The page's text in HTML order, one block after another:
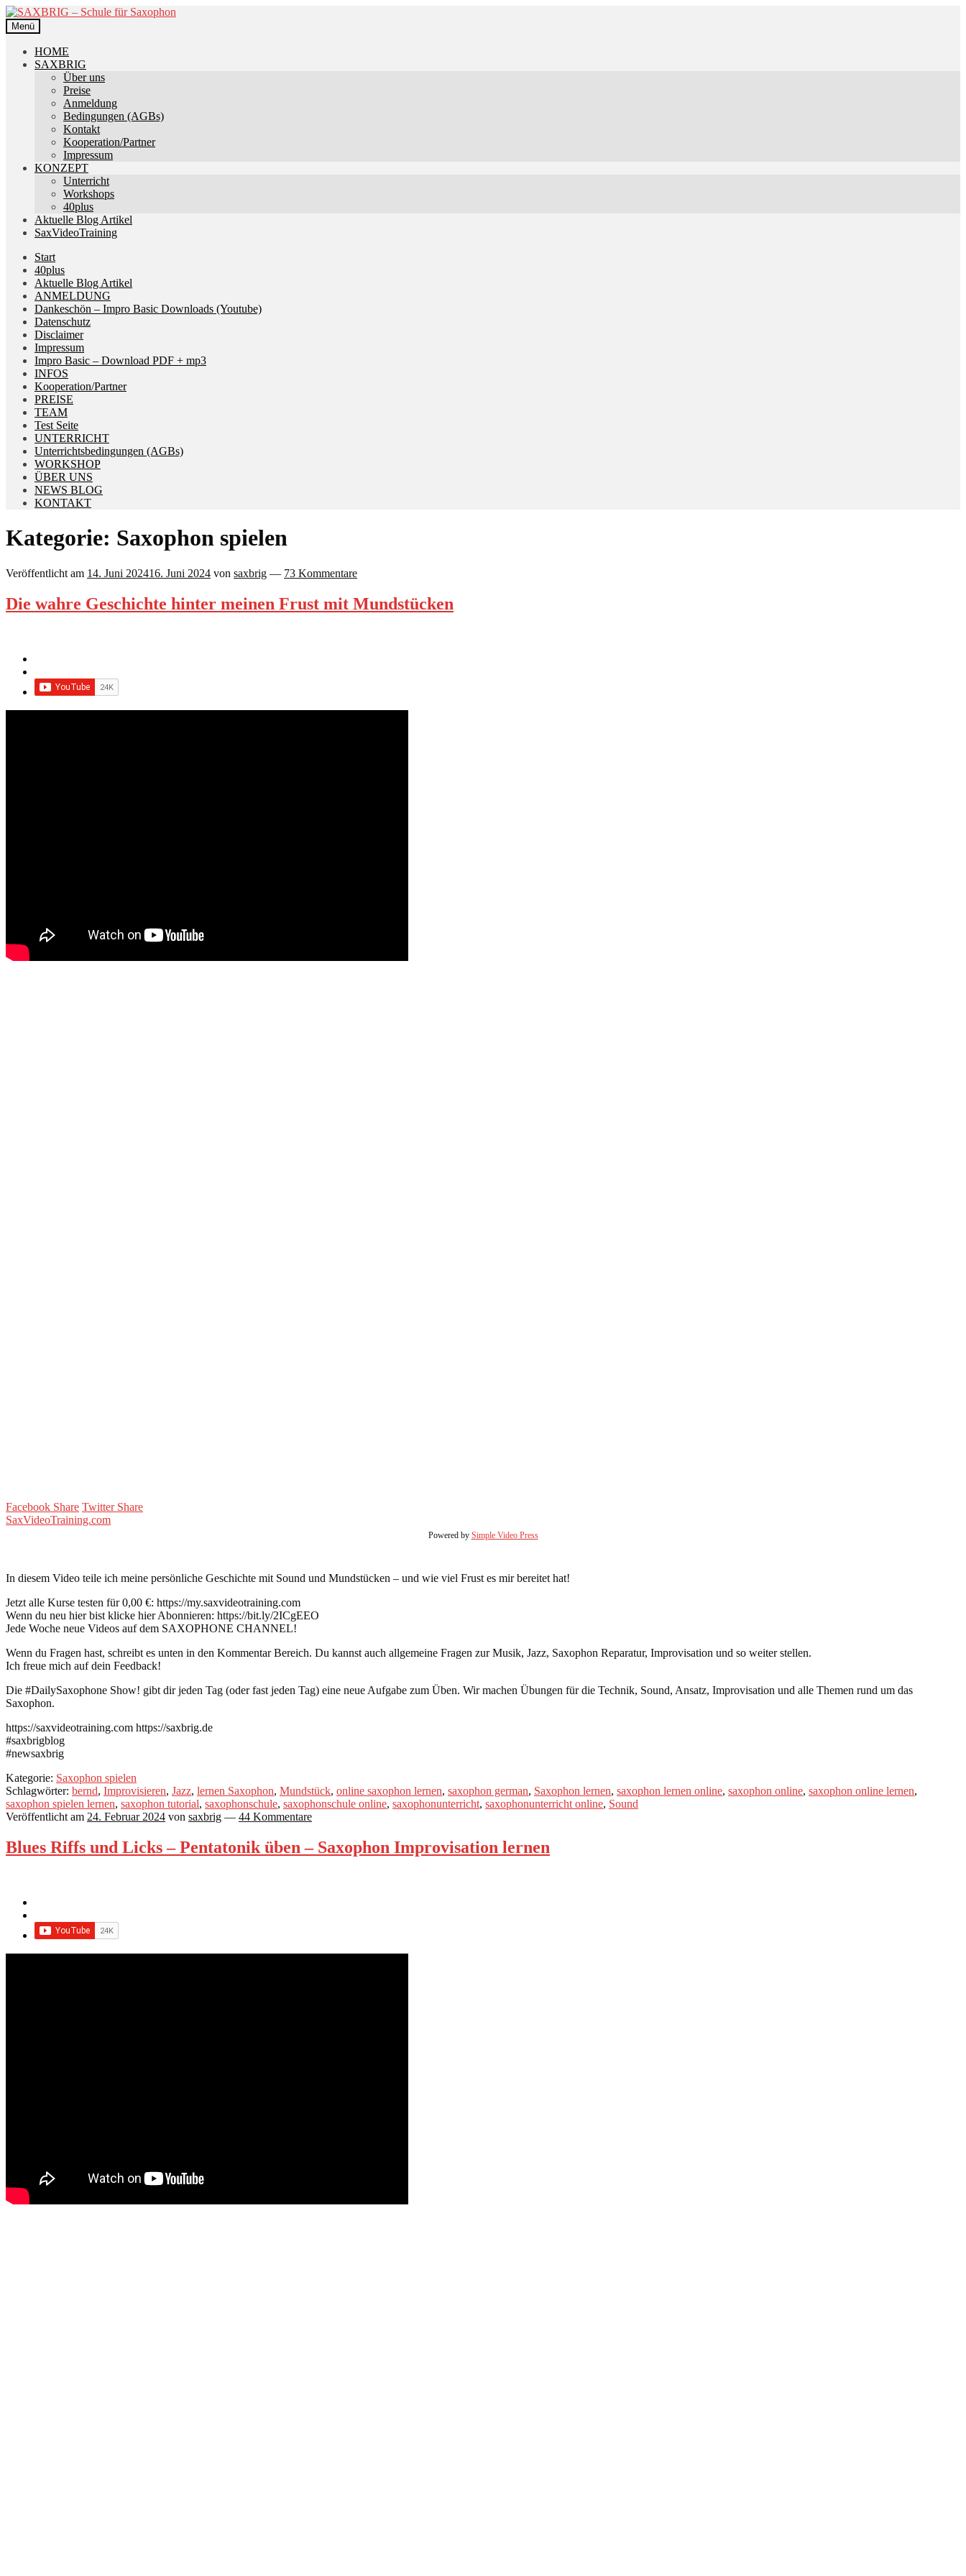
Zur
Navigation
springen
Zum
Inhalt
springen
Menü
HOME
SAXBRIG
Über uns
Preise
Anmeldung
Bedingungen (AGBs)
Kontakt
Kooperation/Partner
Impressum
KONZEPT
Unterricht
Workshops
40plus
Aktuelle Blog Artikel
SaxVideoTraining
Start
40plus
Aktuelle Blog Artikel
ANMELDUNG
Dankeschön – Impro Basic Downloads (Youtube)
Datenschutz
Disclaimer
Impressum
Impro Basic – Download PDF + mp3
INFOS
Kooperation/Partner
PREISE
TEAM
Test Seite
UNTERRICHT
Unterrichtsbedingungen (AGBs)
WORKSHOP
ÜBER UNS
NEWS BLOG
KONTAKT
Kategorie: Saxophon spielen
Veröffentlicht am 14. Juni 202416. Juni 2024 von saxbrig — 73 Kommentare
Die wahre Geschichte hinter meinen Frust mit Mundstücken
Facebook Share Twitter Share
SaxVideoTraining.com
Powered by Simple Video Press
In diesem Video teile ich meine persönliche Geschichte mit Sound und Mundstücken – und wie viel Frust es mir bereitet hat!
Jetzt alle Kurse testen für 0,00 €: https://my.saxvideotraining.com
Wenn du neu hier bist klicke hier Abonnieren: https://bit.ly/2ICgEEO
Jede Woche neue Videos auf dem SAXOPHONE CHANNEL!
Wenn du Fragen hast, schreibt es unten in den Kommentar Bereich. Du kannst auch allgemeine Fragen zur Musik, Jazz, Saxophon Reparatur, Improvisation und so weiter stellen.
Ich freue mich auf dein Feedback!
Die #DailySaxophone Show! gibt dir jeden Tag (oder fast jeden Tag) eine neue Aufgabe zum Üben. Wir machen Übungen für die Technik, Sound, Ansatz, Improvisation und alle Themen rund um das
Saxophon.
https://saxvideotraining.com https://saxbrig.de
#saxbrigblog
#newsaxbrig
Kategorie: Saxophon spielen
Schlagwörter: bernd, Improvisieren, Jazz, lernen Saxophon, Mundstück, online saxophon lernen, saxophon german, Saxophon lernen, saxophon lernen online, saxophon online, saxophon online lernen,
saxophon spielen lernen, saxophon tutorial, saxophonschule, saxophonschule online, saxophonunterricht, saxophonunterricht online, Sound
Veröffentlicht am 24. Februar 2024 von saxbrig — 44 Kommentare
Blues Riffs und Licks – Pentatonik üben – Saxophon Improvisation lernen